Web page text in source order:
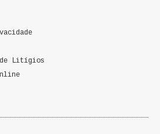
de Litígios